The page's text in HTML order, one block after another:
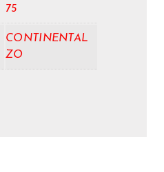
75
CONTINENTAL
ZO